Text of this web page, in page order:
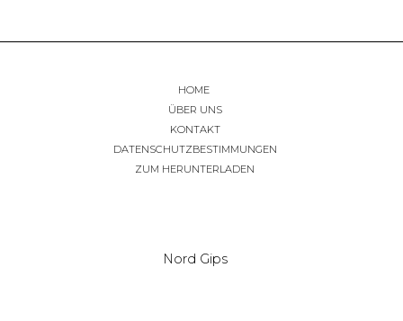
HOME
ÜBER UNS
KONTAKT
DATENSCHUTZBESTIMMUNGEN
ZUM HERUNTERLADEN
Nord Gips